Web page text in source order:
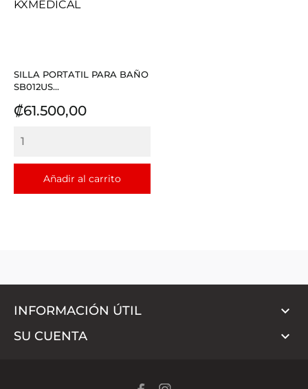
SILLA PORTATIL PARA BAÑO
SB012US...
Precio
₡61.500,00
Añadir al carrito
INFORMACIÓN ÚTIL 
SU CUENTA 